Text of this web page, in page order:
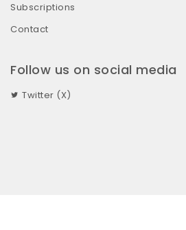
Subscriptions
Contact
Follow us on social media
Twitter (X)